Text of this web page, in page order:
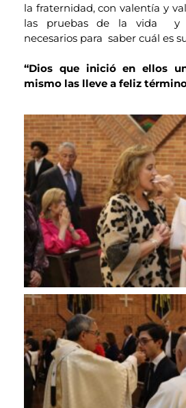
la fraternidad, con valentía y
las pruebas de la vida y
necesarios para saber cuál es
“Dios que inició en ellos
mismo las lleve a feliz